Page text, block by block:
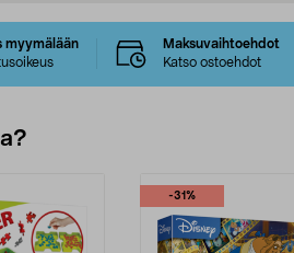
myymälään
Maksuvaihtoehdot
Katso ostoehdot
-31%